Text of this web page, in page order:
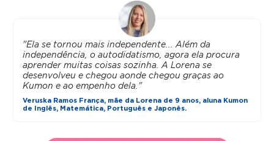
"Ela se tornou mais independente... Além da
independência, o autodidatismo, agora ela procura
aprender muitas coisas sozinha. A Lorena se
desenvolveu e chegou aonde chegou graças ao
Kumon e ao empenho dela."
Veruska Ramos França, mãe da Lorena de 9 anos, aluna Kumon
de Inglês, Matemática, Português e Japonês.